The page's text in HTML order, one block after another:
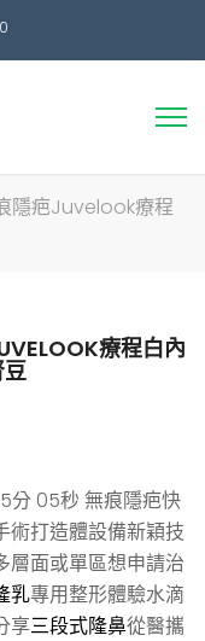
隱疤Juvelook療程
療程白內
分 05秒 無痕隱疤快
術打造體設備新穎技
層面或單區想申請治
乳專用整形體驗水滴
享三段式隆鼻從醫攜